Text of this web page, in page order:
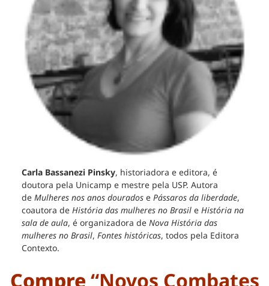
Carla Bassanezi Pinsky, historiadora e editora, é
doutora pela Unicamp e mestre pela USP. Autora
de Mulheres nos anos douradose Pássaros da liberdade,
coautora de História das mulheres no Brasile História na
sala de aula, é organizadora de Nova História das
mulheres no Brasil, Fontes históricas, todos pela Editora
Contexto.
Compre “Novos Combates